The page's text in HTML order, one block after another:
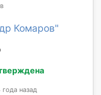
Комаров"
назад